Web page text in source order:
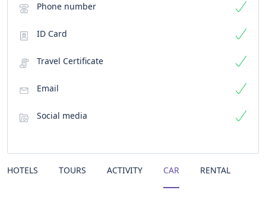
Phone number
ID Card
Travel Certificate
Email
Social media
HOTELS TOURS ACTIVITY CAR RENTAL